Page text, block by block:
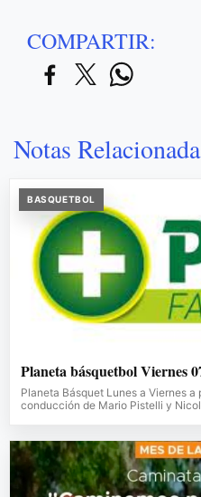
COMPARTIR:
Notas
BASQUETBOL
Planeta básquetbol Viernes
Planeta Básquet Lunes a Viernes a
conducción de Mario Pistelli y